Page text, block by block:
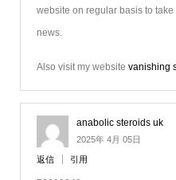
website on regular basis to
news.
Also visit my website vanishing
anabolic steroids uk
2025年 4月 05日
返信 引用